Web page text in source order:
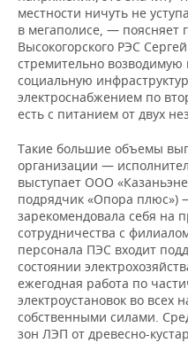
местности ничуть не
в мегаполисе, — поясняет
Высокогорского РЭС
стремительно
социальную
электроснабжением по
есть с питанием от двух
Такие большие объемы
организации —
выступает ООО
подрядчик «Опора плюс»)
зарекомендовала себя на
сотрудничества с
персонала ПЭС входит
состоянии
ежегодная работа по
электроустановок во всех
собственными силами.
зон ЛЭП от древесно-